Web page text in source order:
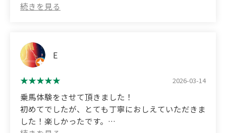
が増えている楽しさがあります。入る前は、「障害
に合わせて教えてもらっています。長くお世話にな
りたいです。（最寄りのバス停の便は少なめではあ
るので、お気をつけて！）
I was looking for a riding club I could get to by
public transport, and I started going there last fall.
I'm a beginner, but they teach me carefully step by
E
2026-03-14
乗馬体験をさせて頂きました！
初めてでしたが、とても丁寧におしえていただきま
した！楽しかったです。